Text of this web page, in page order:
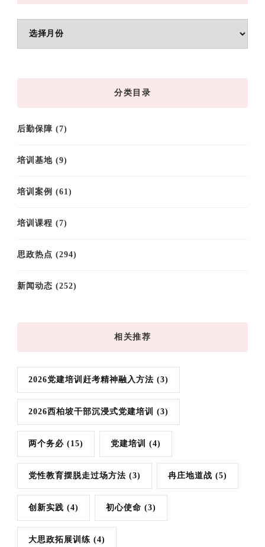
章
分类目录
后勤保障 (7)
培训基地 (9)
培训案例 (61)
培训课程 (7)
思政热点 (294)
新闻动态 (252)
相关推荐
2026党建培训赶考精神融入方法 (3)
2026西柏坡干部沉浸式党建培训 (3)
两个务必 (15) 党建培训 (4)
党性教育摆脱走过场方法 (3) 冉庄地道战 (5)
创新实践 (4) 初心使命 (3)
大思政拓展训练 (4)